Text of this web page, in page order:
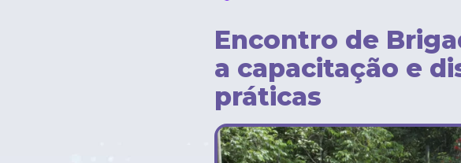
Encontro de
a capacitação e
práticas